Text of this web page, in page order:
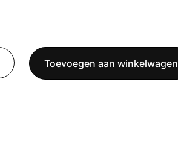
Toevoegen aan winkelwagen